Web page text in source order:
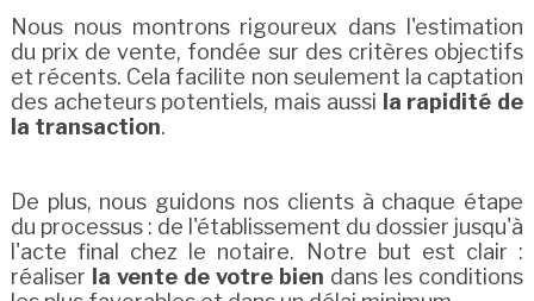
Nous nous montrons rigoureux dans l'estimation
du prix de vente, fondée sur des critères objectifs
et récents. Cela facilite non seulement la captation
des acheteurs potentiels, mais aussi la rapidité de
la transaction.
De plus, nous guidons nos clients à chaque étape
du processus : de l'établissement du dossier jusqu'à
l'acte final chez le notaire. Notre but est clair :
réaliser la vente de votre bien dans les conditions